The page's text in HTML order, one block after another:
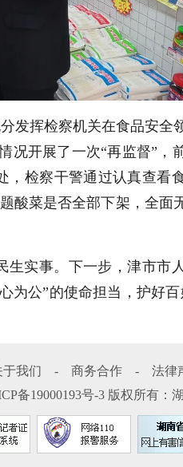
发挥检察机关在食品安全
况开展了一次“再监督”，
，检察干警通过认真查看
酸菜是否全部下架，全面
生实事。下一步，津市市
为公”的使命担当，护好
于我们 - 商务合作 - 法律
备19000193号-3 版权所有：